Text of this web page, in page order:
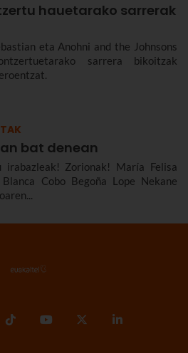
hauetarako sarrerak
eta Anohni and the Johnsons
sarrera bikoitzak
bat denean
irabazleak! Zorionak! María Felisa
Cobo Begoña Lope Nekane